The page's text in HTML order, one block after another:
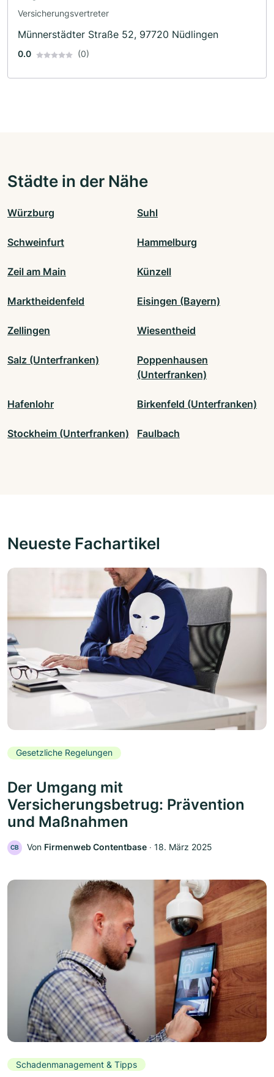
Versicherungsvertreter
Münnerstädter Straße 52, 97720 Nüdlingen
0.0 (0)
Städte in der Nähe
Würzburg Suhl
Schweinfurt Hammelburg
Zeil am Main Künzell
Marktheidenfeld Eisingen (Bayern)
Zellingen Wiesentheid
Salz (Unterfranken)
Poppenhausen
(Unterfranken)
Hafenlohr Birkenfeld (Unterfranken)
Stockheim (Unterfranken) Faulbach
Neueste Fachartikel
Gesetzliche Regelungen
Der Umgang mit
Versicherungsbetrug: Prävention
und Maßnahmen
CB Von Firmenweb Contentbase ‧ 18. März 2025
Schadenmanagement & Tipps